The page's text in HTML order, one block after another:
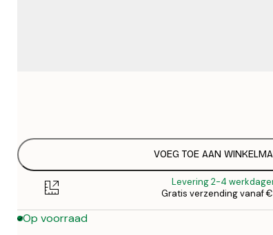
VOEG TOE AAN
Levering 2-4
Gratis verzending vanaf
Op voorraad